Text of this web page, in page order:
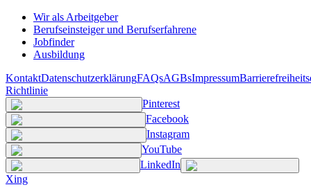
Wir als Arbeitgeber
Berufseinsteiger und Berufserfahrene
Jobfinder
Ausbildung
KontaktDatenschutzerklärungFAQsAGBsImpressum
Richtlinie
Pinterest
Facebook
Instagram
YouTube
LinkedIn
Xing